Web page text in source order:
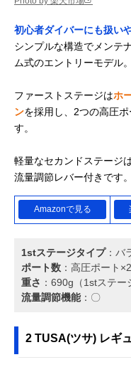
初心者ダイバーにも扱い
シンプルな構造でメンテ
ム式のエントリーモデル。
ファーストステージはホ
ンを採用し、2つの高圧
す。
軽量なセカンドステージ
流量調節レバー付きです。
Amazonで見る
1stステージタイプ：バ
ポート数 ：高圧ポート
重さ ：690g（1stステー
流量調節機能：〇
2 TUSA(ツサ) レギ